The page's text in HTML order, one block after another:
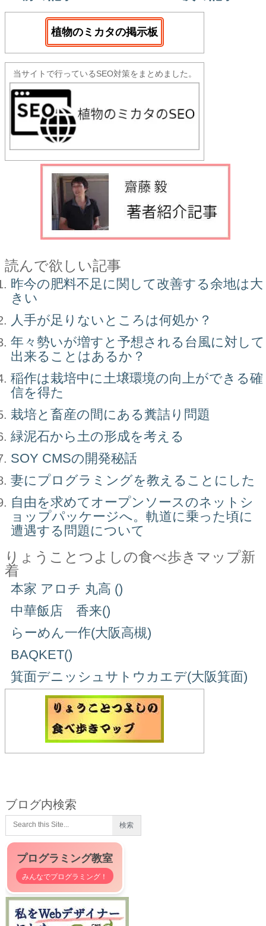
植物のミカタの掲示板
当サイトで行っているSEO対策をまとめました。
読んで欲しい記事
昨今の肥料不足に関して改善する余地は大
きい
人手が足りないところは何処か？
年々勢いが増すと予想される台風に対して
出来ることはあるか？
稲作は栽培中に土壌環境の向上ができる確
信を得た
栽培と畜産の間にある糞詰り問題
緑泥石から土の形成を考える
SOY CMSの開発秘話
妻にプログラミングを教えることにした
自由を求めてオープンソースのネットシ
ョップパッケージへ。軌道に乗った頃に
遭遇する問題について
りょうことつよしの食べ歩きマップ新
着
本家 アロチ 丸高 ()
中華飯店 香来()
らーめん一作(大阪高槻)
BAQKET()
箕面デニッシュサトウカエデ(大阪箕面)
ブログ内検索
プログラミング教室
みんなでプログラミング！